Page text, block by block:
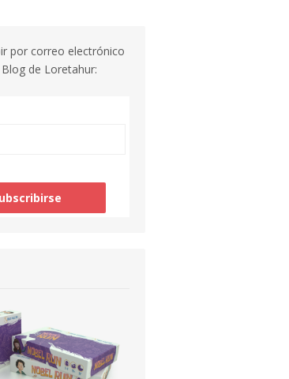
por correo electrónico
de Loretahur: